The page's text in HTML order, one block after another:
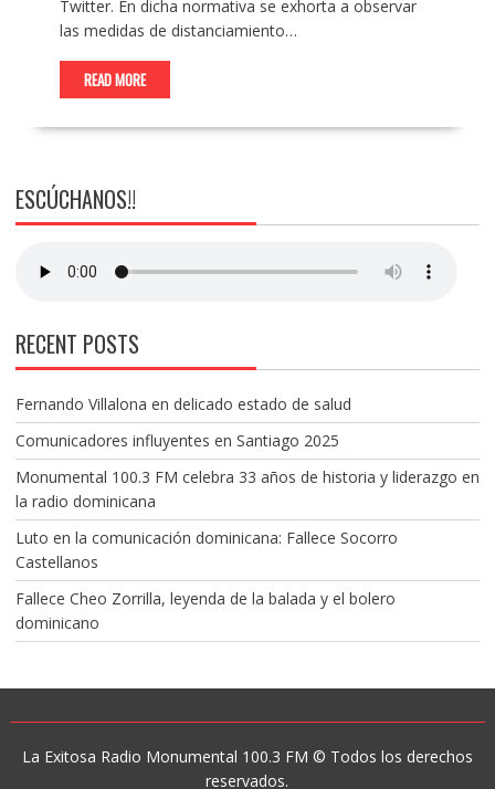
Twitter. En dicha normativa se exhorta a observar
las medidas de distanciamiento…
READ MORE
ESCÚCHANOS!!
RECENT POSTS
Fernando Villalona en delicado estado de salud
Comunicadores influyentes en Santiago 2025
Monumental 100.3 FM celebra 33 años de historia y liderazgo en
la radio dominicana
Luto en la comunicación dominicana: Fallece Socorro
Castellanos
Fallece Cheo Zorrilla, leyenda de la balada y el bolero
dominicano
La Exitosa Radio Monumental 100.3 FM © Todos los derechos
reservados.